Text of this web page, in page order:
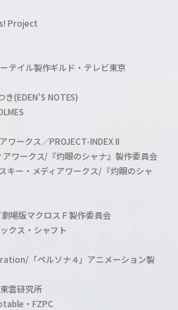
Project
テイル製作ギルド・テレビ東京
(EDEN'S NOTES)
ークス／PROJECT-INDEX II
ワークス/『灼眼のシャナ』製作委員会
ー・メディアワークス/『灼眼のシャ
場版マクロスＦ製作委員会
クス・シャフト
「ペルソナ４」アニメーション製
雲研究所
・FZPC